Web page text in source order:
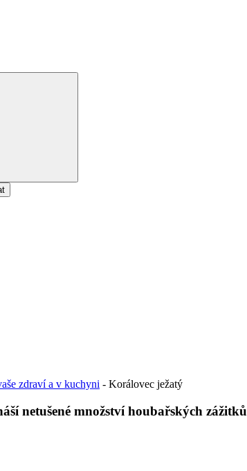
zdraví a v kuchyni - Korálovec ježatý
netušené množství houbařských zážitků